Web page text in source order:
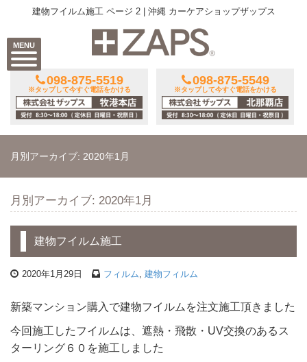
MENU
建物フイルム施工 ページ 2 | 沖縄 カーケアショップザップス
098-875-5519
※タップして今すぐ電話をかける
098-875-5549
※タップして今すぐ電話をかける
月別アーカイブ: 2020年1月
月別アーカイブ: 2020年1月
建物フイルム施工
2020年1月29日 フィルム 建物フィルム
新築マンション購入で建物フイルムを注文施工頂きました
今回施工したフイルムは、遮熱・飛散・UV交換のあるス
ターリング６０を施工しました